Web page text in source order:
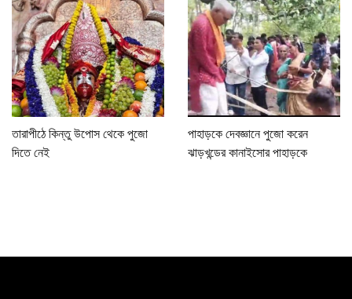
তারাপীঠে কিন্তু উপোস থেকে পুজো
দিতে নেই
পাহাড়কে দেবজ্ঞানে পুজো করেন
ঝাড়খন্ডের কানাইসোর পাহাড়কে